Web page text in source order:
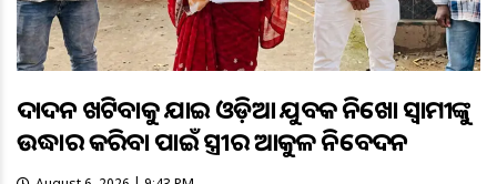
ଦାଦନ ଖଟିବାକୁ ଯାଇ ଓଡ଼ିଆ ଯୁବକ ନିଖୋଜ ସ୍ବାମୀଙ୍କୁ
ଉଦ୍ଧାର କରିବା ପାଇଁ ସ୍ତ୍ରୀର ଆକୁଳ ନିବେଦନ